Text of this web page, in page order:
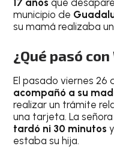
municipio de
su mamá realizaba
¿Qué pasó
El pasado viernes 26
acompañó a su
realizar un trámite
una tarjeta. La
tardó ni 30 minutos
estaba su hija.